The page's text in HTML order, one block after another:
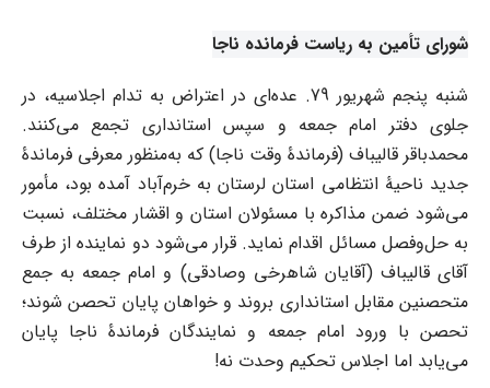
شورای تأمین به ریاست فرمانده ناجا
شنبه پنجم شهریور 79. عده‌ای در اعتراض به تدام اجلاسیه، در
جلوی دفتر امام جمعه و سپس استانداری تجمع می‌کنند.
محمدباقر قالیباف (فرماندۀ وقت ناجا) که به‌منظور معرفی فرماندۀ
جدید ناحیۀ انتظامی استان لرستان به خرم‌آباد آمده بود، مأمور
می‌شود ضمن مذاکره با مسئولان استان و اقشار مختلف، نسبت
به حل‌و‌فصل مسائل اقدام نماید. قرار می‌شود دو نماینده از طرف
آقای قالیباف (آقایان شاهرخی وصادقی) و امام جمعه به جمع
متحصنین مقابل استانداری بروند و خواهان پایان تحصن شوند؛
تحصن با ورود امام جمعه و نمایندگان فرماندۀ ناجا پایان
می‌یابد اما اجلاس تحکیم وحدت نه!